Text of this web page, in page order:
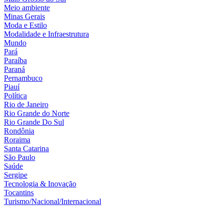
Meio ambiente
Minas Gerais
Moda e Estilo
Modalidade e Infraestrutura
Mundo
Pará
Paraíba
Paraná
Pernambuco
Piauí
Política
Rio de Janeiro
Rio Grande do Norte
Rio Grande Do Sul
Rondônia
Roraima
Santa Catarina
São Paulo
Saúde
Sergipe
Tecnologia & Inovação
Tocantins
Turismo/Nacional/Internacional